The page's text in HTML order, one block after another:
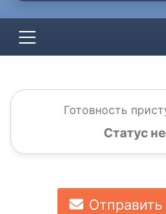
Готовность
Статус